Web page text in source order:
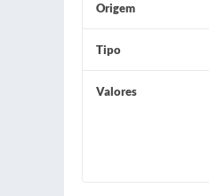
Origem
Tipo
Valores